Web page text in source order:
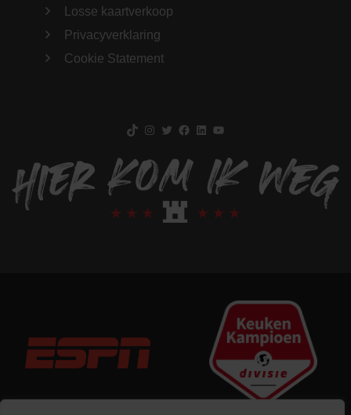
Losse kaartverkoop
Privacyverklaring
Cookie Statement